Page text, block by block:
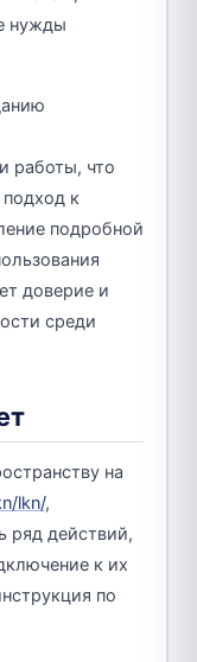
нужды
работы, что
к
подробной
доверие и
среди
на
lkn/,
ряд действий,
к их
по